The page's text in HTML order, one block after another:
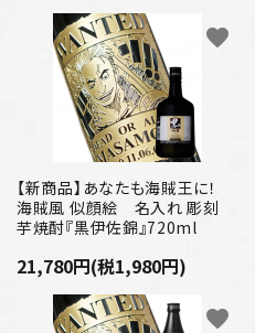
【新商品】あなたも海賊王に！
海賊風 似顔絵 名入れ 彫刻
芋焼酎『黒伊佐錦』720ml
21,780円(税1,980円)
favorite
favorite